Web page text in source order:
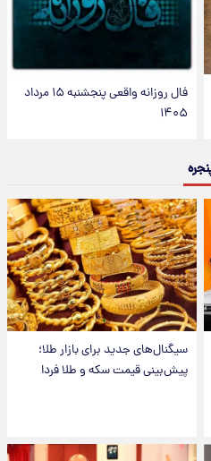
فال روزانه واقعی پنجشنبه ۱۵ مرداد
۱۴۰۵
سیگنال‌های جدید برای بازار طلا؛
پیش‌بینی قیمت سکه و طلا فردا